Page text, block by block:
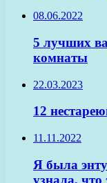
08.06.2022
5 лучших
комнаты
22.03.2023
12
11.11.2022
Я была
узнала, что